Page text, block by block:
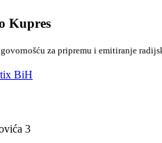
Kupres
za pripremu i emitiranje
BiH
3